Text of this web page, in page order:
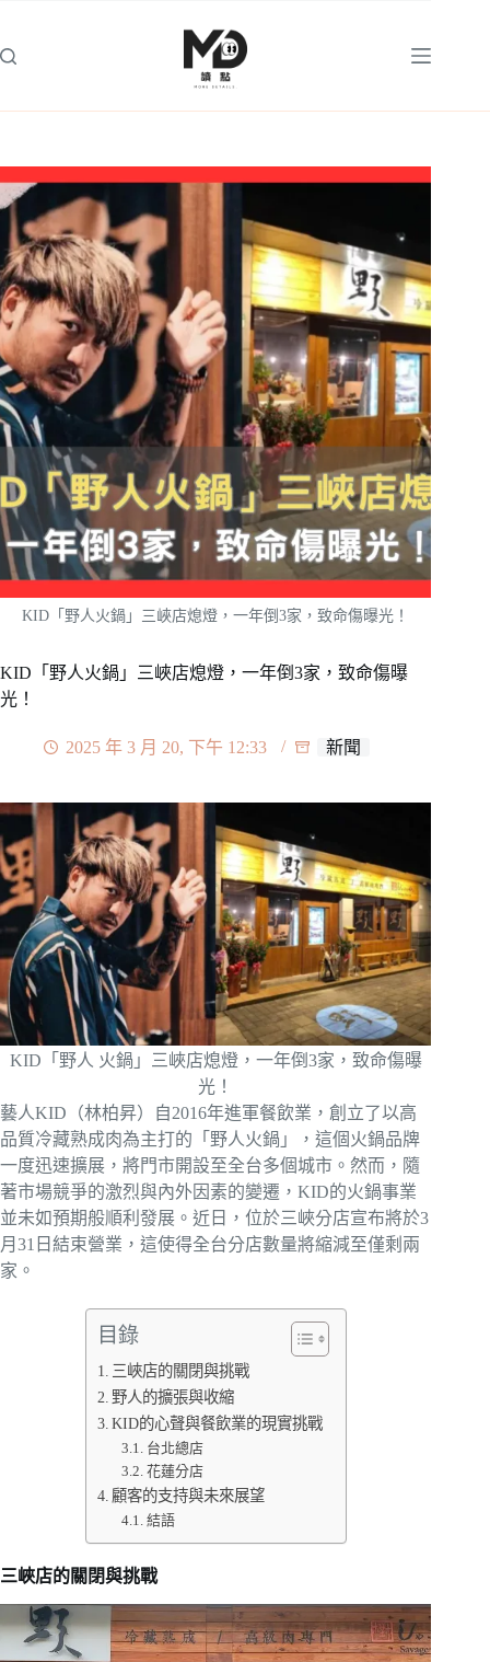
主
KID「野人火鍋」三峽店熄燈，一年倒3家，致命傷曝光！
KID「野人火鍋」三峽店熄燈，一年倒3家，致命傷曝
光！
2025 年 3 月 20, 下午 12:33 新聞
KID「野人 火鍋」三峽店熄燈，一年倒3家，致命傷曝
光！
藝人KID（林柏昇）自2016年進軍餐飲業，創立了以高
品質冷藏熟成肉為主打的「野人火鍋」，這個火鍋品牌
一度迅速擴展，將門市開設至全台多個城市。然而，隨
著市場競爭的激烈與內外因素的變遷，KID的火鍋事業
並未如預期般順利發展。近日，位於三峽分店宣布將於3
月31日結束營業，這使得全台分店數量將縮減至僅剩兩
家。
目錄
三峽店的關閉與挑戰
野人的擴張與收縮
KID的心聲與餐飲業的現實挑戰
台北總店
花蓮分店
顧客的支持與未來展望
結語
三峽店的關閉與挑戰